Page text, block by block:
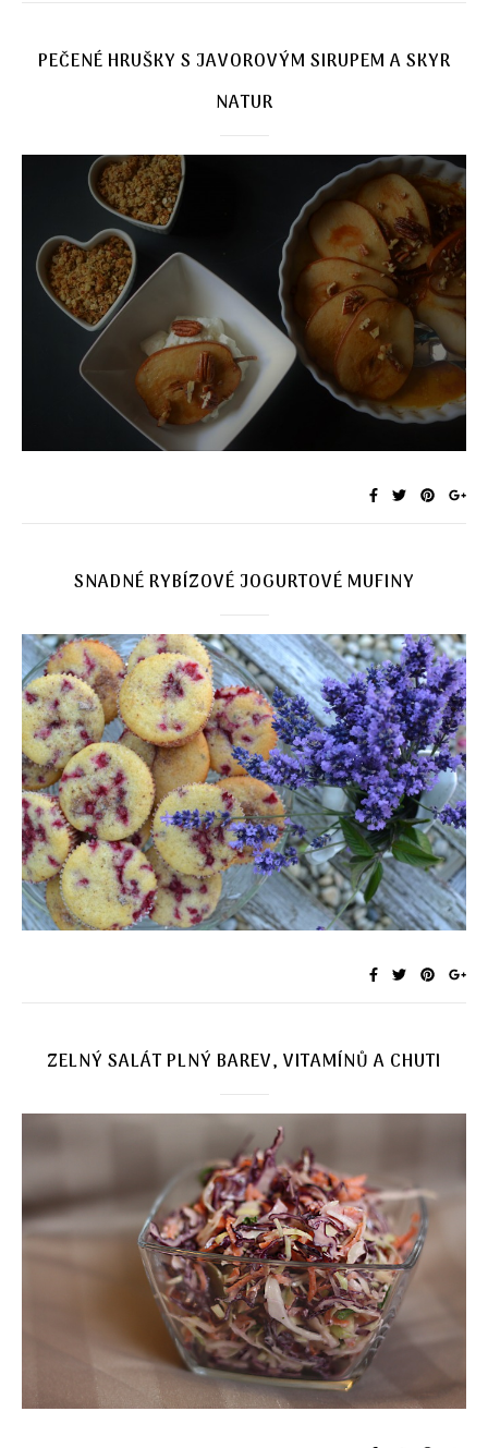
PEČENÉ HRUŠKY S JAVOROVÝM SIRUPEM A SKYR
NATUR
SNADNÉ RYBÍZOVÉ JOGURTOVÉ MUFINY
ZELNÝ SALÁT PLNÝ BAREV, VITAMÍNŮ A CHUTI